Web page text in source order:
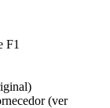
F1
(ver